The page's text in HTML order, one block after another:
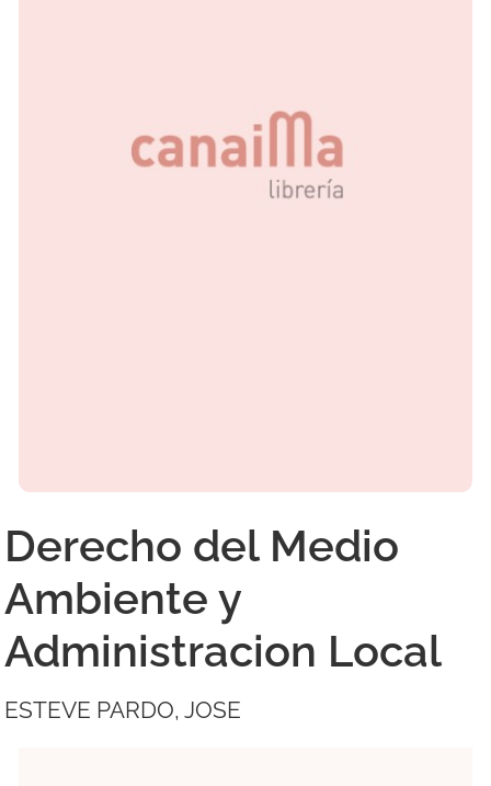
Derecho del Medio
Ambiente y
Administracion Local
ESTEVE PARDO, JOSE